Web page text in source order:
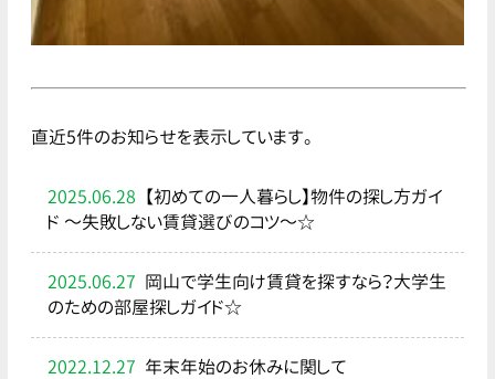
直近5件のお知らせを表示しています。
2025.06.28 【初めての一人暮らし】物件の探し方ガイ
ド ～失敗しない賃貸選びのコツ～☆
2025.06.27 岡山で学生向け賃貸を探すなら？大学生
のための部屋探しガイド☆
2022.12.27 年末年始のお休みに関して